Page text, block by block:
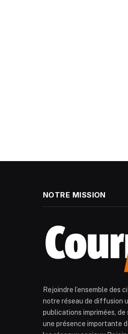
NOTRE MISSION
Rejoindre l’ensemble des
notre réseau de diffusion
publications imprimées,
une présence importante